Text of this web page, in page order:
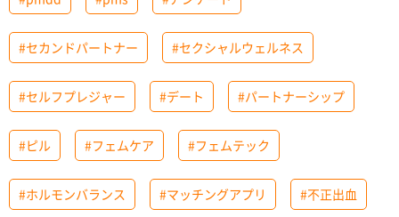
#セカンドパートナー #セクシャルウェルネス
#セルフプレジャー #デート #パートナーシップ
#ピル #フェムケア #フェムテック
#ホルモンバランス #マッチングアプリ #不正出血